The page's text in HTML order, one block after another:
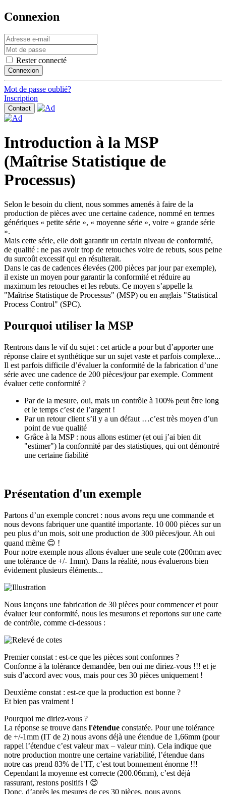
Connexion
Rester connecté
Connexion
Mot de passe oublié?
Inscription
Contact
Introduction à la MSP
(Maîtrise Statistique de
Processus)
Selon le besoin du client, nous sommes amenés à faire de la
production de pièces avec une certaine cadence, nommé en termes
génériques « petite série », « moyenne série », voire « grande série
».
Mais cette série, elle doit garantir un certain niveau de conformité,
de qualité : ne pas avoir trop de retouches voire de rebuts, sous peine
du surcoût excessif qui en résulterait.
Dans le cas de cadences élevées (200 pièces par jour par exemple),
il existe un moyen pour garantir la conformité et réduire au
maximum les retouches et les rebuts. Ce moyen s’appelle la
"Maîtrise Statistique de Processus" (MSP) ou en anglais "Statistical
Process Control" (SPC).
Pourquoi utiliser la MSP
Rentrons dans le vif du sujet : cet article a pour but d’apporter une
réponse claire et synthétique sur un sujet vaste et parfois complexe...
Il est parfois difficile d’évaluer la conformité de la fabrication d’une
série avec une cadence de 200 pièces/jour par exemple. Comment
évaluer cette conformité ?
Par de la mesure, oui, mais un contrôle à 100% peut être long
et le temps c’est de l’argent !
Par un retour client s’il y a un défaut …c’est très moyen d’un
point de vue qualité
Grâce à la MSP : nous allons estimer (et oui j’ai bien dit
"estimer") la conformité par des statistiques, qui ont démontré
une certaine fiabilité
Présentation d'un exemple
Partons d’un exemple concret : nous avons reçu une commande et
nous devons fabriquer une quantité importante. 10 000 pièces sur un
peu plus d’un mois, soit une production de 300 pièces/jour. Ah oui
quand même 😊 !
Pour notre exemple nous allons évaluer une seule cote (200mm avec
une tolérance de +/- 1mm). Dans la réalité, nous évaluerons bien
évidement plusieurs éléments...
Nous lançons une fabrication de 30 pièces pour commencer et pour
évaluer leur conformité, nous les mesurons et reportons sur une carte
de contrôle, comme ci-dessous :
Premier constat : est-ce que les pièces sont conformes ?
Conforme à la tolérance demandée, ben oui me diriez-vous !!! et je
suis d’accord avec vous, mais pour ces 30 pièces uniquement !
Deuxième constat : est-ce que la production est bonne ?
Et bien pas vraiment !
Pourquoi me diriez-vous ?
La réponse se trouve dans l'étendue constatée. Pour une tolérance
de +/-1mm (IT de 2) nous avons déjà une étendue de 1,66mm (pour
rappel l’étendue c’est valeur max – valeur min). Cela indique que
notre production montre une certaine variabilité, l’étendue dans
notre cas prend 83% de l’IT, c’est tout bonnement énorme !!!
Cependant la moyenne est correcte (200.06mm), c’est déjà
rassurant, restons positifs ! 😊
Donc, d’après les mesures de ces 30 pièces, nous avons